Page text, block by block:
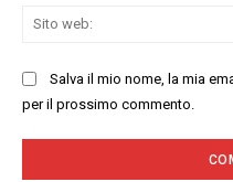
Salva il mio nome, la mia
per il prossimo commento.